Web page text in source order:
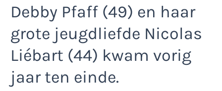
Debby Pfaff (49) en haar
grote jeugdliefde Nicolas
Liébart (44) kwam vorig
jaar ten einde.